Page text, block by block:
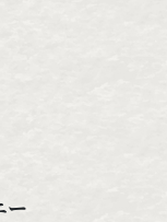
ー